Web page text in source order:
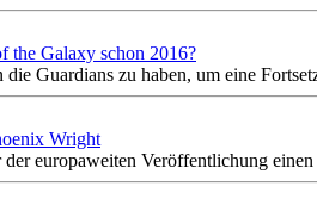
the Galaxy schon 2016?
Guardians zu haben, um eine
Wright
europaweiten Veröffentlichung einen